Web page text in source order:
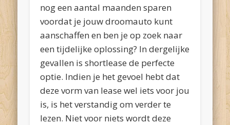
nog een aantal maanden sparen
voordat je jouw droomauto kunt
aanschaffen en ben je op zoek naar
een tijdelijke oplossing? In dergelijke
gevallen is shortlease de perfecte
optie. Indien je het gevoel hebt dat
deze vorm van lease wel iets voor jou
is, is het verstandig om verder te
lezen. Niet voor niets wordt deze